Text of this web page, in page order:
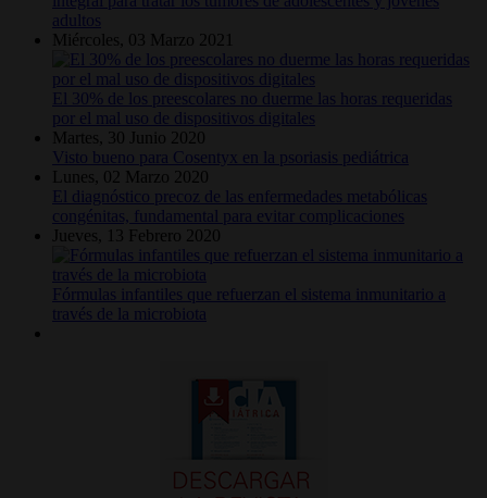
adultos
Miércoles, 03 Marzo 2021
El 30% de los preescolares no duerme las horas requeridas
por el mal uso de dispositivos digitales
Martes, 30 Junio 2020
Visto bueno para Cosentyx en la psoriasis pediátrica
Lunes, 02 Marzo 2020
El diagnóstico precoz de las enfermedades metabólicas
congénitas, fundamental para evitar complicaciones
Jueves, 13 Febrero 2020
Fórmulas infantiles que refuerzan el sistema inmunitario a
través de la microbiota